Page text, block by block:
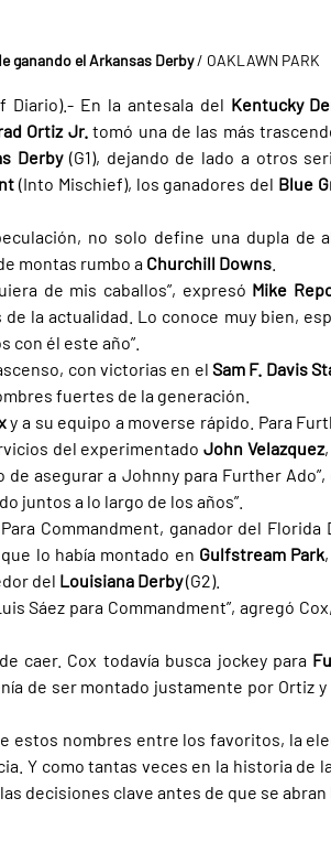
ganando el Arkansas Derby / OAKLAWN PARK
Diario).- En la antesala del Kentucky
Ortiz Jr.
Derby
(Into Mischief), los ganadores del Blue
no solo define una dupla de
montas rumbo a Churchill Downs
de mis caballos”, expresó Mike
la actualidad. Lo conoce muy bien,
con él este año”.
con victorias en el Sam F. Davis
fuertes de la generación.
y a su equipo a moverse rápido. Para
del experimentado John Velazquez
de asegurar a Johnny para Further Ado”,
juntos a lo largo de los años”.
Commandment, ganador del Florida
lo había montado en Gulfstream Park
del Louisiana Derby (G2).
Sáez para Commandment”, agregó
caer. Cox todavía busca jockey para
de ser montado justamente por Ortiz
estos nombres entre los favoritos, la
Y como tantas veces en la historia de
decisiones clave antes de que se abran